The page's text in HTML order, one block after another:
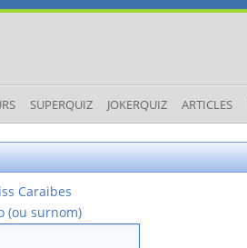
SUPERQUIZ JOKERQUIZ ARTICLES
Caraibes
(ou surnom)